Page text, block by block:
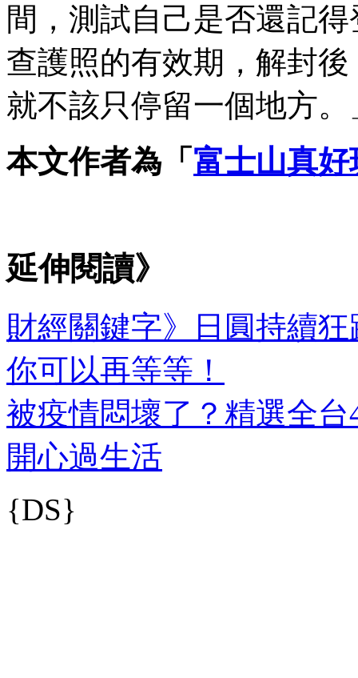
間，測試自己是否還記
查護照的有效期，解封
就不該只停留一個地方。
本文作者為「 富士山真好
延伸閱讀》
財經關鍵字》日圓持續
你可以再等等！
被疫情悶壞了？精選全
開心過生活
{DS}